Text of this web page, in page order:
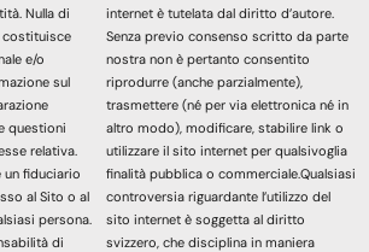
Nulla di
costituisce
e/o
sul
questioni
relativa.
un fiduciario
al Sito o al
persona.
di
internet è tutelata dal diritto d’autore.
Senza previo consenso scritto da parte
nostra non è pertanto consentito
riprodurre (anche parzialmente),
trasmettere (né per via elettronica né in
altro modo), modificare, stabilire link o
utilizzare il sito internet per qualsivoglia
finalità pubblica o commerciale.Qualsiasi
controversia riguardante l’utilizzo del
sito internet è soggetta al diritto
svizzero, che disciplina in maniera